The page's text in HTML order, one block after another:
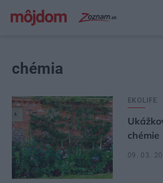
chémia
EKOLIFE
chémie
09. 03.